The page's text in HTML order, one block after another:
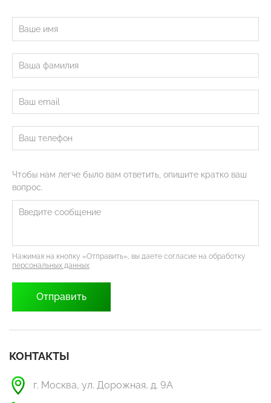
Чтобы нам легче было вам ответить, опишите кратко ваш
вопрос.
Нажимая на кнопку «Отправить», вы даете согласие на обработку
персональных данных
КОНТАКТЫ
г. Москва, ул. Дорожная, д. 9А